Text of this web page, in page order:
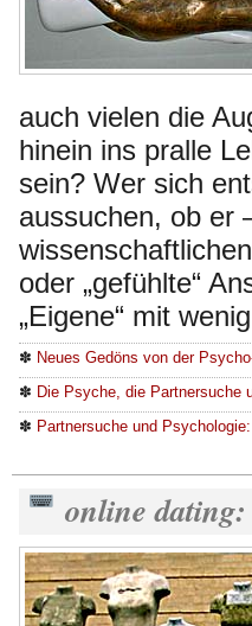
auch vielen die
hinein ins pralle
sein? Wer sich
aussuchen, ob er
oder „gefühlte“
„Eigene“ mit
✽ Neues Gedöns von der
✽ Die Psyche, die Partnersuche
✽ Partnersuche und
online dating: